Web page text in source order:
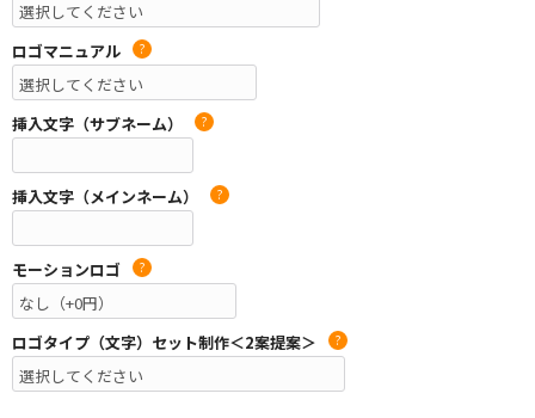
ロゴマニュアル ?
挿入文字（サブネーム） ?
挿入文字（メインネーム） ?
モーションロゴ ?
ロゴタイプ（文字）セット制作＜2案提案＞ ?